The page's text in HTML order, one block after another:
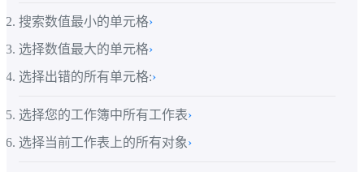
搜索数值最小的单元格›
选择数值最大的单元格›
选择出错的所有单元格:›
选择您的工作簿中所有工作表›
选择当前工作表上的所有对象›